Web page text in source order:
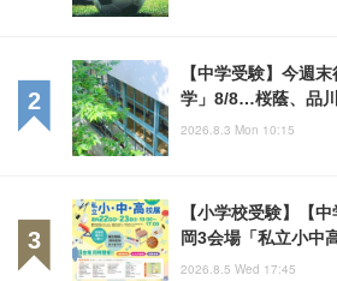
【中学受験】今週
学」8/8…桜蔭、品
2026.8.3 Mon 10:15
【小学校受験】【
岡3会場「私立小中
2026.8.5 Wed 17:45